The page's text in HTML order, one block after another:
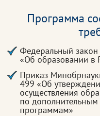
Программа
Федеральный
«Об образовании в
Приказ
499 «Об
осуществления
по
программам»